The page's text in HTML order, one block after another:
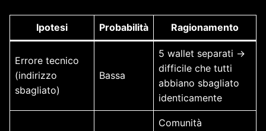
Ipotesi Probabilità Ragionamento
Errore tecnico
(indirizzo
sbagliato)
Bassa
5 wallet separati →
difficile che tutti
abbiano sbagliato
identicamente
Comunità